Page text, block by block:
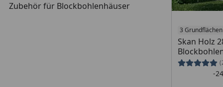
Zubehör für Blockbohlenhäuser
3 Grundflächen
Skan Holz
-